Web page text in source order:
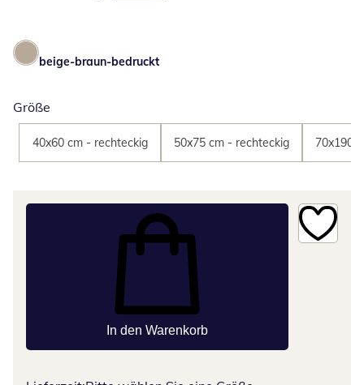
beige-braun-bedruckt
Größe
40x60 cm - rechteckig 50x75 cm - rechteckig 70x190
In den Warenkorb